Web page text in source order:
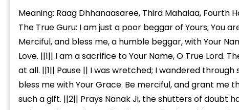
Meaning: Raag Dhhanaasaree, Third Mahalaa, Fourth
The True Guru: I am just a poor beggar of Yours; You
Merciful, and bless me, a humble beggar, with Your
Love. ||1|| I am a sacrifice to Your Name, O True Lord.
at all. ||1|| Pause || I was wretched; I wandered
bless me with Your Grace. Be merciful, and grant me
such a gift. ||2|| Prays Nanak Ji, the shutters of doubt